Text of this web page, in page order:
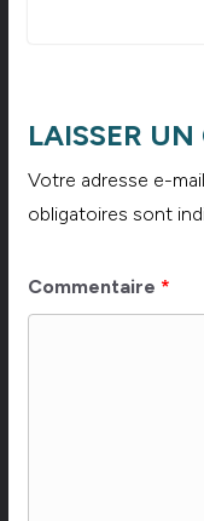
LAISSER
Votre adresse e-
obligatoires sont
Commentaire *